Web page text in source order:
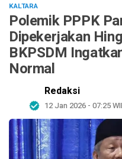
KALTARA
Polemik PPPK
Dipekerjakan
BKPSDM
Normal
Redaksi
12 Jan 2026 - 07:25